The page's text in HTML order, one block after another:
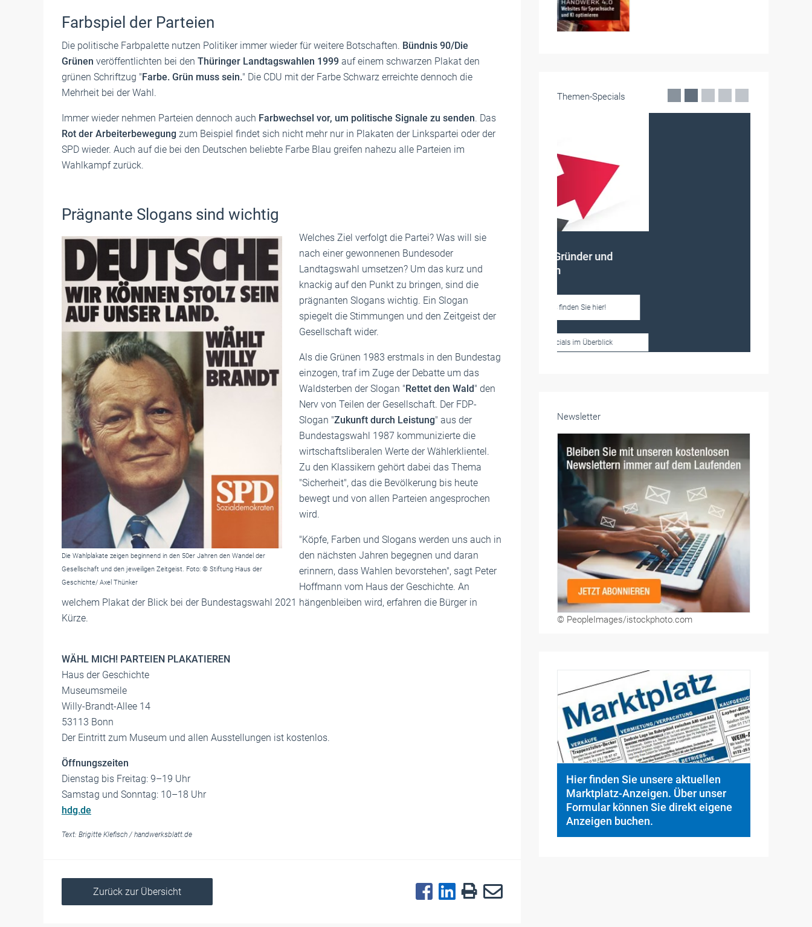
Farbspiel der Parteien
Die politische Farbpalette nutzen Politiker immer wieder für weitere Botschaften. Bündnis 90/Die
Grünen veröffentlichten bei den Thüringer Landtagswahlen 1999 auf einem schwarzen Plakat den
grünen Schriftzug "Farbe. Grün muss sein." Die CDU mit der Farbe Schwarz erreichte dennoch die
Mehrheit bei der Wahl.
Immer wieder nehmen Parteien dennoch auch Farbwechsel vor, um politische Signale zu senden. Das
Rot der Arbeiterbewegung zum Beispiel findet sich nicht mehr nur in Plakaten der Linkspartei oder der
SPD wieder. Auch auf die bei den Deutschen beliebte Farbe Blau greifen nahezu alle Parteien im
Wahlkampf zurück.
Prägnante Slogans sind wichtig
Die Wahlplakate zeigen beginnend in den 50er Jahren den Wandel der
Gesellschaft und den jeweiligen Zeitgeist. Foto: © Stiftung Haus der
Geschichte/ Axel Thünker
Welches Ziel verfolgt die Partei? Was will sie
nach einer gewonnenen Bundesoder
Landtagswahl umsetzen? Um das kurz und
knackig auf den Punkt zu bringen, sind die
prägnanten Slogans wichtig. Ein Slogan
spiegelt die Stimmungen und den Zeitgeist der
Gesellschaft wider.
Als die Grünen 1983 erstmals in den Bundestag
einzogen, traf im Zuge der Debatte um das
Waldsterben der Slogan "Rettet den Wald" den
Nerv von Teilen der Gesellschaft. Der FDP-
Slogan "Zukunft durch Leistung" aus der
Bundestagswahl 1987 kommunizierte die
wirtschaftsliberalen Werte der Wählerklientel.
Zu den Klassikern gehört dabei das Thema
"Sicherheit", das die Bevölkerung bis heute
bewegt und von allen Parteien angesprochen
wird.
"Köpfe, Farben und Slogans werden uns auch in
den nächsten Jahren begegnen und daran
erinnern, dass Wahlen bevorstehen", sagt Peter
Hoffmann vom Haus der Geschichte. An
welchem Plakat der Blick bei der Bundestagswahl 2021 hängenbleiben wird, erfahren die Bürger in
Kürze.
WÄHL MICH! PARTEIEN PLAKATIEREN
Haus der Geschichte
Museumsmeile
Willy-Brandt-Allee 14
53113 Bonn
Der Eintritt zum Museum und allen Ausstellungen ist kostenlos.
Öffnungszeiten
Dienstag bis Freitag: 9–19 Uhr
Samstag und Sonntag: 10–18 Uhr
hdg.de
Text: Brigitte Klefisch / handwerksblatt.de
Zurück zur Übersicht
Themen-Specials
Frauen im Handwerk
Unsere Themen-Specials im Überblick
Newsletter
© PeopleImages/istockphoto.com